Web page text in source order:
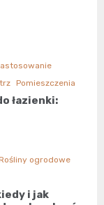
Pomieszczenia
łazienki:
ogrodowe
i jak